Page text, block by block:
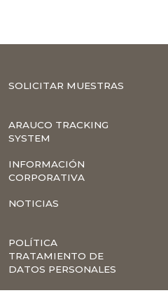
SOLICITAR MUESTRAS
ARAUCO TRACKING
SYSTEM
INFORMACIÓN
CORPORATIVA
NOTICIAS
POLÍTICA
TRATAMIENTO DE
DATOS PERSONALES